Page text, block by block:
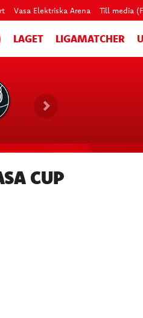
Vasa Elektriska Arena Till media
LAGET LIGAMATCHER
CUP